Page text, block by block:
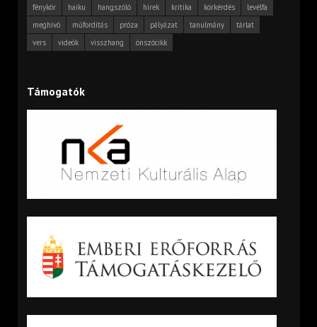
fénykör
haiku hangszóló hírek kritika körkérdés
levélfa
meghívó
műfordítás próza pályázat tanulmány
tárlat
vers
videók visszhang önszócikk
Támogatók